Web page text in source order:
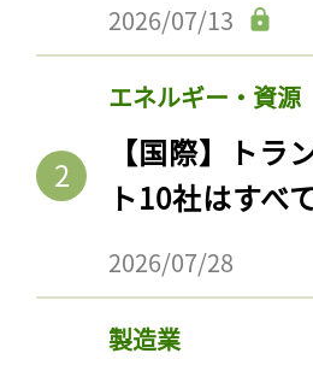
2026/07/13
エネルギー・資源
【国際】ト
ト10社はすべ
2026/07/28
製造業